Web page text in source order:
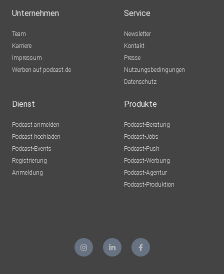
Unternehmen
Team
Karriere
Impressum
Werben auf podcast.de
Service
Newsletter
Kontakt
Presse
Nutzungsbedingungen
Datenschutz
Dienst
Podcast anmelden
Podcast hochladen
Podcast-Events
Registrierung
Anmeldung
Produkte
Podcast-Beratung
Podcast-Jobs
Podcast-Push
Podcast-Werbung
Podcast-Agentur
Podcast-Produktion